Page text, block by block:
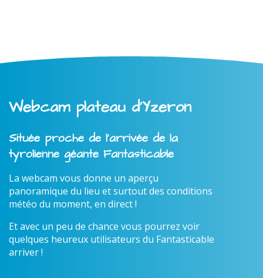
Webcam plateau d'Yzeron
Située proche de l'arrivée de la
tyrolienne géante Fantasticable
La webcam vous donne un aperçu
panoramique du lieu et surtout des conditions
météo du moment, en direct !
Et avec un peu de chance vous pourrez voir
quelques heureux utilisateurs du Fantasticable
arriver !